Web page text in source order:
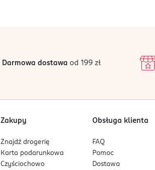
Darmowa dostawa od 199 zł
Zakupy
Znajdź drogerię
Karta podarunkowa
Czyściochowo
Obsługa klienta
FAQ
Pomoc
Dostawa